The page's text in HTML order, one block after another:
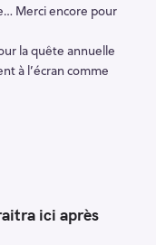
Merci encore pour
la quête annuelle
à l’écran comme
ici après